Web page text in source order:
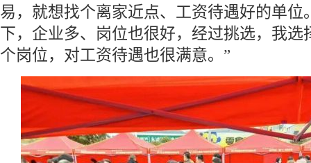
易，就想找个离家近点、工资待遇好的单位
下，企业多、岗位也很好，经过挑选，我选
个岗位，对工资待遇也很满意。”